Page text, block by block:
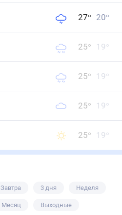
27° 20°
25° 19°
25° 19°
25° 19°
25° 19°
Завтра 3 дня Неделя
Месяц Выходные